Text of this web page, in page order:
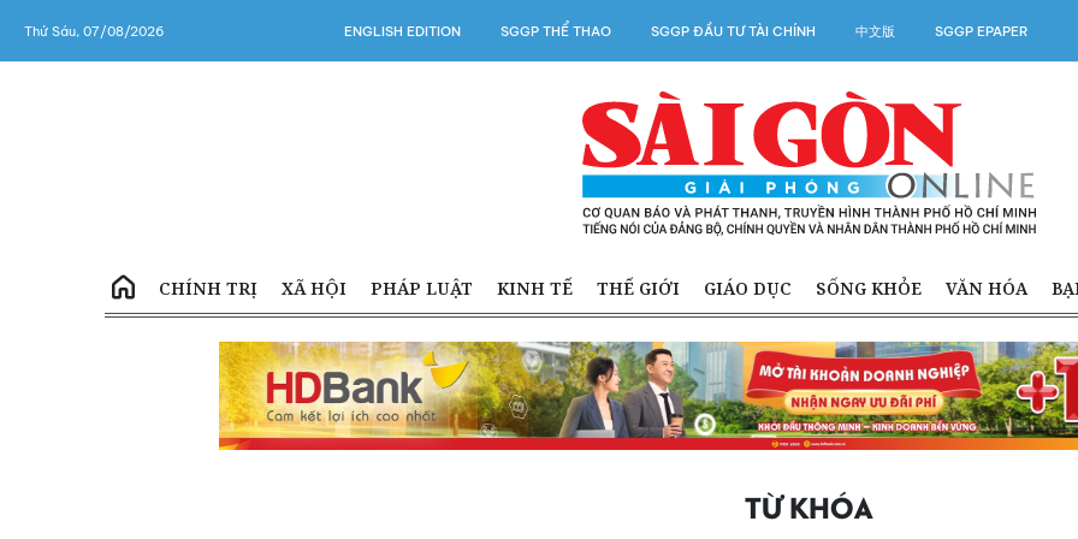
Thứ Sáu, 07/08/2026 ENGLISH EDITION SGGP THỂ THAO SGGP ĐẦU TƯ TÀI CHÍNH 中文版 SGGP EPAPER
CHÍNH TRỊ XÃ HỘI PHÁP LUẬT KINH TẾ THẾ GIỚI GIÁO DỤC SỐNG KHỎE VĂN HÓA
TỪ KHÓA